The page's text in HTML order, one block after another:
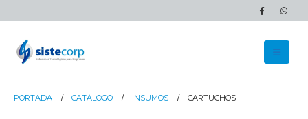
PORTADA CATÁLOGO INSUMOS CARTUCHOS